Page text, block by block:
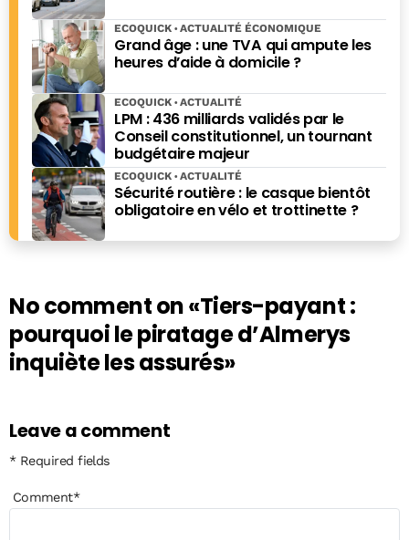
Grand âge : une TVA qui ampute les
heures d’aide à domicile ?
ECOQUICK ACTUALITÉ ÉCONOMIQUE
LPM : 436 milliards validés par le
Conseil constitutionnel, un tournant
budgétaire majeur
ECOQUICK ACTUALITÉ
Sécurité routière : le casque bientôt
obligatoire en vélo et trottinette ?
ECOQUICK ACTUALITÉ
No comment on«Tiers-payant :
pourquoi le piratage d’Almerys
inquiète les assurés»
Leave a comment
* Required fields
Comment*